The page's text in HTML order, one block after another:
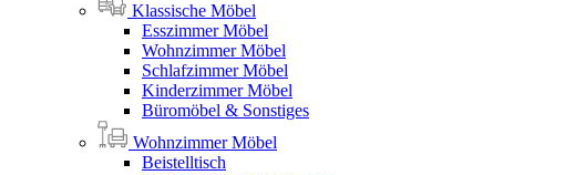
Klassische Möbel
Esszimmer Möbel
Wohnzimmer Möbel
Schlafzimmer Möbel
Kinderzimmer Möbel
Büromöbel & Sonstiges
Wohnzimmer Möbel
Beistelltisch